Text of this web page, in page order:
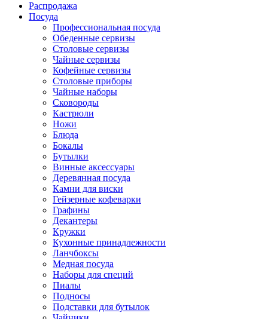
Распродажа
Посуда
Профессиональная посуда
Обеденные сервизы
Столовые сервизы
Чайные сервизы
Кофейные сервизы
Столовые приборы
Чайные наборы
Сковороды
Кастрюли
Ножи
Блюда
Бокалы
Бутылки
Винные аксессуары
Деревянная посуда
Камни для виски
Гейзерные кофеварки
Графины
Декантеры
Кружки
Кухонные принадлежности
Ланчбоксы
Медная посуда
Наборы для специй
Пиалы
Подносы
Подставки для бутылок